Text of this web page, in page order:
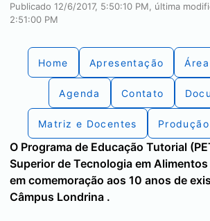
Publicado 12/6/2017, 5:50:10 PM, última
2:51:00 PM
Home Apresentação
Agenda Contato
Matriz e Docentes
O Programa de Educação Tutorial
Superior de Tecnologia em
em comemoração aos 10 anos de
Câmpus Londrina .